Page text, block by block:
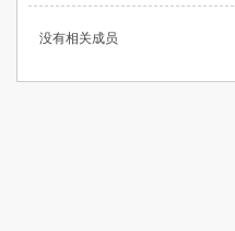
没有相关成员